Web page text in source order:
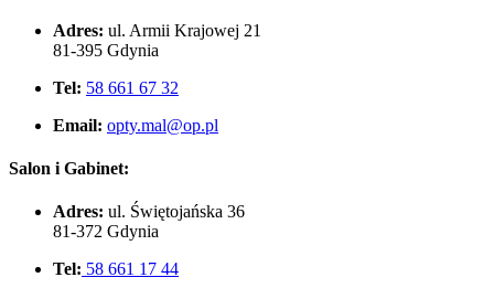
Adres: ul. Armii Krajowej 21
81-395 Gdynia
Tel: 58 661 67 32
Email: opty.mal@op.pl
Salon i Gabinet:
Adres: ul. Świętojańska 36
81-372 Gdynia
Tel: 58 661 17 44